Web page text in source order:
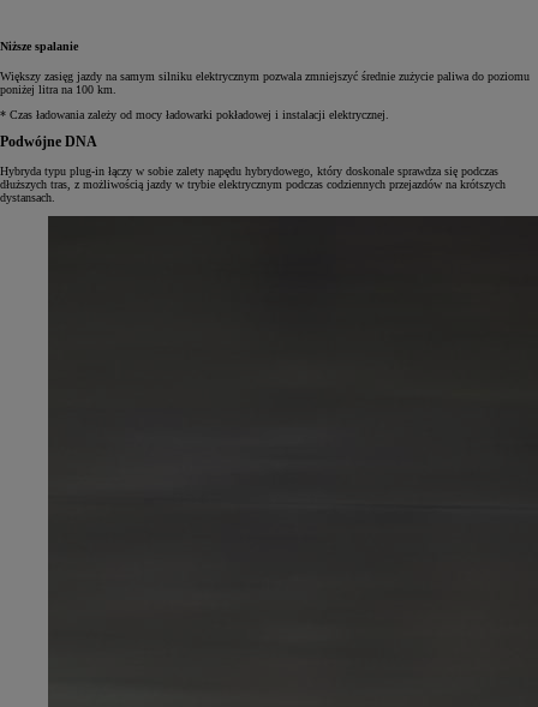
Niższe spalanie
Większy zasięg jazdy na samym silniku elektrycznym pozwala zmniejszyć średnie zużycie paliwa do poziomu
poniżej litra na 100 km.
* Czas ładowania zależy od mocy ładowarki pokładowej i instalacji elektrycznej.
Podwójne DNA
Hybryda typu plug‑in łączy w sobie zalety napędu hybrydowego, który doskonale sprawdza się podczas
dłuższych tras, z możliwością jazdy w trybie elektrycznym podczas codziennych przejazdów na krótszych
dystansach.